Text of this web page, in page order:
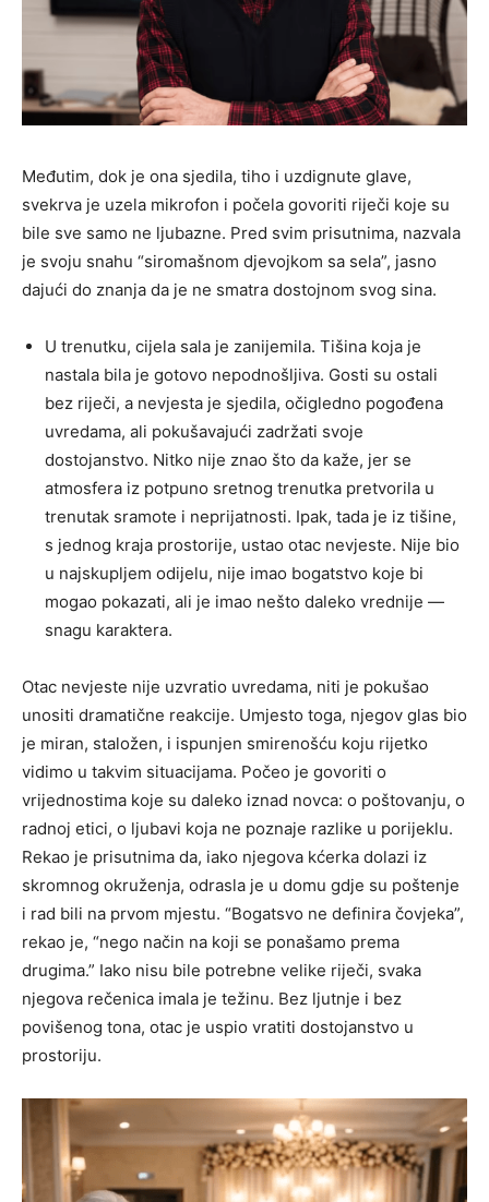
Međutim, dok je ona sjedila, tiho i uzdignute glave,
svekrva je uzela mikrofon i počela govoriti riječi koje su
bile sve samo ne ljubazne. Pred svim prisutnima, nazvala
je svoju snahu “siromašnom djevojkom sa sela”, jasno
dajući do znanja da je ne smatra dostojnom svog sina.
U trenutku, cijela sala je zanijemila. Tišina koja je
nastala bila je gotovo nepodnošljiva. Gosti su ostali
bez riječi, a nevjesta je sjedila, očigledno pogođena
uvredama, ali pokušavajući zadržati svoje
dostojanstvo. Nitko nije znao što da kaže, jer se
atmosfera iz potpuno sretnog trenutka pretvorila u
trenutak sramote i neprijatnosti. Ipak, tada je iz tišine,
s jednog kraja prostorije, ustao otac nevjeste. Nije bio
u najskupljem odijelu, nije imao bogatstvo koje bi
mogao pokazati, ali je imao nešto daleko vrednije —
snagu karaktera.
Otac nevjeste nije uzvratio uvredama, niti je pokušao
unositi dramatične reakcije. Umjesto toga, njegov glas bio
je miran, staložen, i ispunjen smirenošću koju rijetko
vidimo u takvim situacijama. Počeo je govoriti o
vrijednostima koje su daleko iznad novca: o poštovanju, o
radnoj etici, o ljubavi koja ne poznaje razlike u porijeklu.
Rekao je prisutnima da, iako njegova kćerka dolazi iz
skromnog okruženja, odrasla je u domu gdje su poštenje
i rad bili na prvom mjestu. “Bogatsvo ne definira čovjeka”,
rekao je, “nego način na koji se ponašamo prema
drugima.” Iako nisu bile potrebne velike riječi, svaka
njegova rečenica imala je težinu. Bez ljutnje i bez
povišenog tona, otac je uspio vratiti dostojanstvo u
prostoriju.